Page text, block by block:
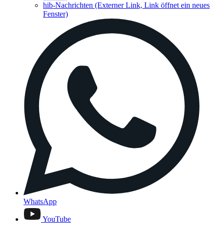
hib-Nachrichten (Externer Link, Link öffnet ein neues
Fenster)
WhatsApp
YouTube